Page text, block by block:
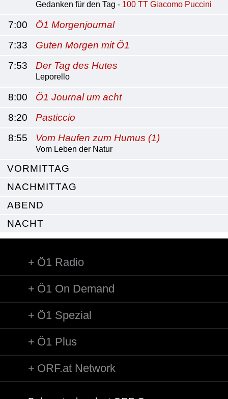
Gedanken für den Tag - 100 TT Giacomo Puccini
7:00
Ö1 Morgenjournal
7:33
Guten Morgen mit Ö1
7:53
Der Tag des Hutes
Leporello
8:00
Ö1 Journal um acht
8:20
Pasticcio
8:55
Vom Haufen zum Humus (1)
Vom Leben der Natur
VORMITTAG
NACHMITTAG
ABEND
NACHT
Ö1 Radio
Ö1 On Demand
Ö1 Spezial
Ö1 Plus
ORF.at Network